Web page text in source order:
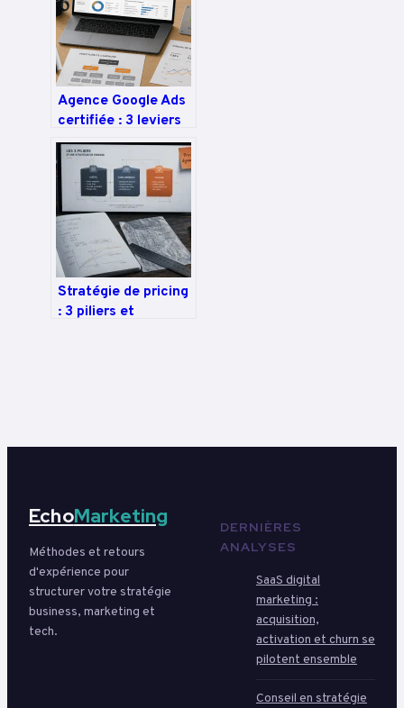
Agence Google Ads
certifiée : 3 leviers
pour sécuriser votre
rentabilité
publicitaire
Stratégie de pricing
: 3 piliers et
EchoMarketing
Méthodes et retours
d'expérience pour
structurer votre stratégie
business, marketing et
tech.
DERNIÈRES
ANALYSES
SaaS digital
marketing :
acquisition,
activation et churn se
pilotent ensemble
Conseil en stratégie